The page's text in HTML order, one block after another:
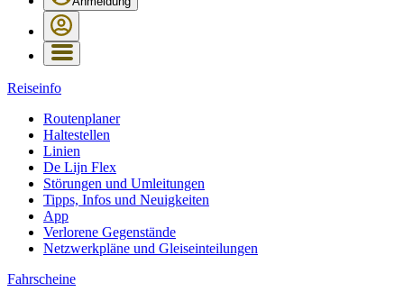
Reiseinfo
Routenplaner
Haltestellen
Linien
De Lijn Flex
Störungen und Umleitungen
Tipps, Infos und Neuigkeiten
App
Verlorene Gegenstände
Netzwerkpläne und Gleiseinteilungen
Fahrscheine